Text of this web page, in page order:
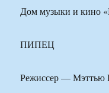
Дом музыки и
ПИПЕЦ
Режиссер — Мэттью